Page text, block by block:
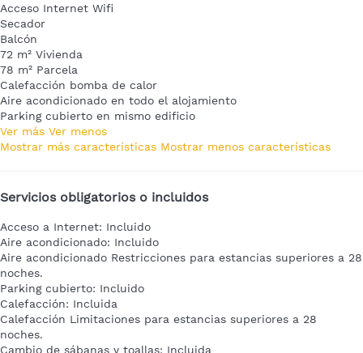
Acceso Internet Wifi
Secador
Balcón
72 m² Vivienda
78 m² Parcela
Calefacción bomba de calor
Aire acondicionado en todo el alojamiento
Parking cubierto en mismo edificio
Ver más Ver menos
Mostrar más características Mostrar menos características
Servicios obligatorios o incluidos
Acceso a Internet: Incluido
Aire acondicionado: Incluido
Aire acondicionado Restricciones para estancias superiores a 28
noches.
Parking cubierto: Incluido
Calefacción: Incluida
Calefacción Limitaciones para estancias superiores a 28
noches.
Cambio de sábanas y toallas: Incluida